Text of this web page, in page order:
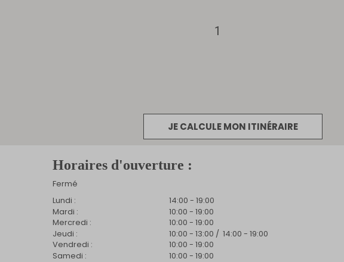
1
JE CALCULE MON ITINÉRAIRE
Horaires d'ouverture :
Fermé
Lundi :
14:00 - 19:00
Mardi :
10:00 - 19:00
Mercredi :
10:00 - 19:00
Jeudi :
10:00 - 13:00 / 14:00 - 19:00
Vendredi :
10:00 - 19:00
Samedi :
10:00 - 19:00